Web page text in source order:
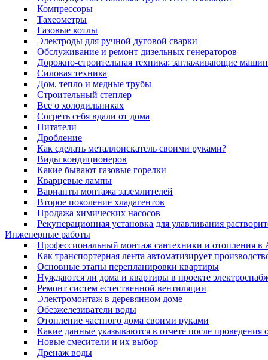
Компрессоры
Тахеометры
Газовые котлы
Электроды для ручной дуговой сварки
Обслуживание и ремонт дизельных генераторов
Дорожно-строительная техника: заглаживающие
Силовая техника
Дом, тепло и медные трубы
Строительный степлер
Все о холодильниках
Согреть себя вдали от дома
Питатели
Дробление
Как сделать металлоискатель своими руками?
Виды кондиционеров
Какие бывают газовые горелки
Кварцевые лампы
Варианты монтажа заземлителей
Второе поколение хладагентов
Продажа химических насосов
Рекуперационная установка для улавливания
Инженерные работы
Профессиональный монтаж сантехники и отопления в
Как транспортерная лента автоматизирует
Основные этапы перепланировки квартиры
Нуждаются ли дома и квартиры в проекте
Ремонт систем естественной вентиляции
Электромонтаж в деревянном доме
Обезжелезиватели воды
Отопление частного дома своими руками
Какие данные указываются в отчете после проведения
Новые смесители и их выбор
Дренаж воды